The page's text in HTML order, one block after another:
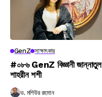
GenZ সাক্ষাৎকার
#০৮৬ GenZ বিজ্ঞানী জান্নাতুল
শাহরীন শশী
ড. মশিউর রহমান